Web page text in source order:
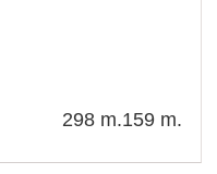
159 m.
298 m.